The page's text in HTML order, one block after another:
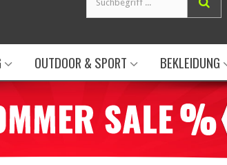
OUTDOOR & SPORT BEKLEIDUNG